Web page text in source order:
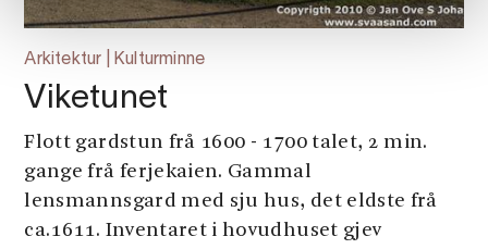
Arkitektur | Kulturminne
Viketunet
Flott gardstun frå 1600 - 1700 talet, 2 min.
gange frå ferjekaien. Gammal
lensmannsgard med sju hus, det eldste frå
ca.1611. Inventaret i hovudhuset gjev